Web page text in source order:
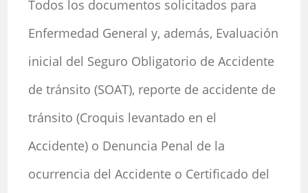
Todos los documentos solicitados para
Enfermedad General y, además, Evaluación
inicial del Seguro Obligatorio de Accidente
de tránsito (SOAT), reporte de accidente de
tránsito (Croquis levantado en el
Accidente) o Denuncia Penal de la
ocurrencia del Accidente o Certificado del